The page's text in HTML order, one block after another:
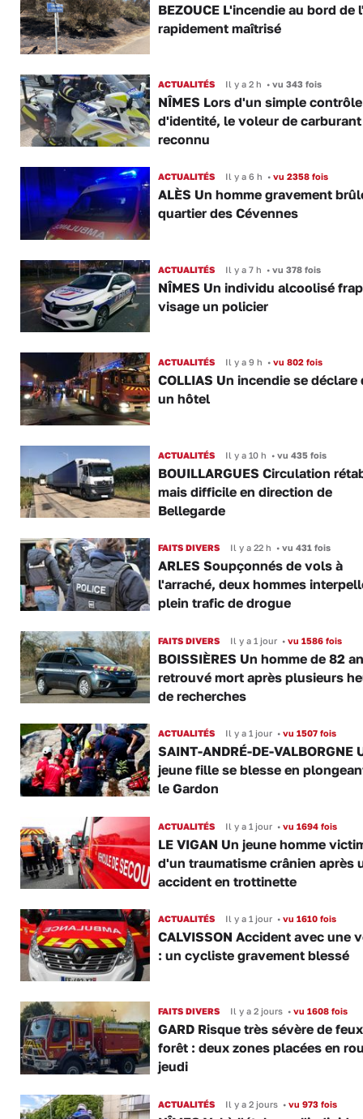
BEZOUCE L'incendie au bord de
rapidement maîtrisé
ACTUALITÉS Il y a 2 h •vu 343 fois
NÎMES Lors d'un simple contrôle
d'identité, le voleur de
reconnu
ACTUALITÉS Il y a 6 h •vu 2358 fois
ALÈS Un homme gravement
quartier des Cévennes
ACTUALITÉS Il y a 7 h •vu 378 fois
NÎMES Un individu alcoolisé
visage un policier
ACTUALITÉS Il y a 9 h •vu 802 fois
COLLIAS Un incendie se déclare
un hôtel
ACTUALITÉS Il y a 10 h •vu 435 fois
BOUILLARGUES Circulation
mais difficile en direction de
Bellegarde
FAITS DIVERS Il y a 22 h •vu 431 fois
ARLES Soupçonnés de vols à
l'arraché, deux hommes
plein trafic de drogue
FAITS DIVERS Il y a 1 jour •vu 1586 fois
BOISSIÈRES Un homme de 82
retrouvé mort après plusieurs
de recherches
ACTUALITÉS Il y a 1 jour •vu 1507 fois
SAINT-ANDRÉ-DE-VALBORGNE
jeune fille se blesse en
le Gardon
ACTUALITÉS Il y a 1 jour •vu 1694 fois
LE VIGAN Un jeune homme
d'un traumatisme crânien après
accident en trottinette
ACTUALITÉS Il y a 1 jour •vu 1610 fois
CALVISSON Accident avec une
: un cycliste gravement blessé
FAITS DIVERS Il y a 2 jours •vu 1608 fois
GARD Risque très sévère de
forêt : deux zones placées en
jeudi
ACTUALITÉS Il y a 2 jours •vu 973 fois